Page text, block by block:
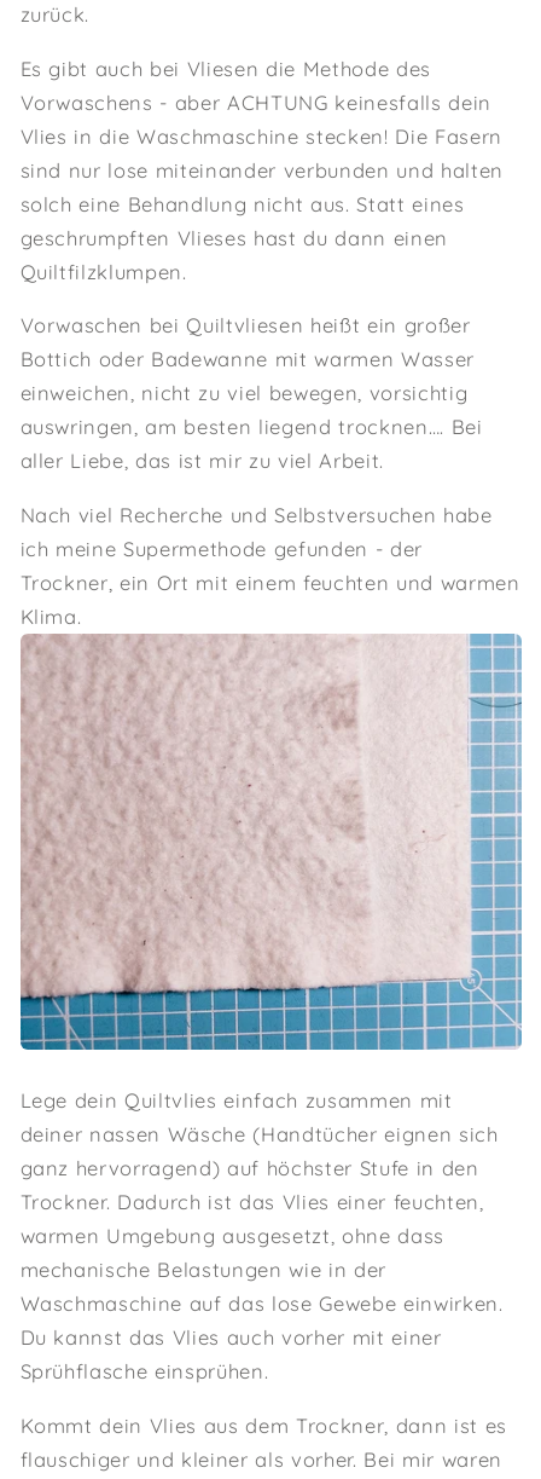
zurück.
Es gibt auch bei Vliesen die Methode des
Vorwaschens - aber ACHTUNG keinesfalls dein
Vlies in die Waschmaschine stecken! Die Fasern
sind nur lose miteinander verbunden und halten
solch eine Behandlung nicht aus. Statt eines
geschrumpften Vlieses hast du dann einen
Quiltfilzklumpen.
Vorwaschen bei Quiltvliesen heißt ein großer
Bottich oder Badewanne mit warmen Wasser
einweichen, nicht zu viel bewegen, vorsichtig
auswringen, am besten liegend trocknen…. Bei
aller Liebe, das ist mir zu viel Arbeit.
Nach viel Recherche und Selbstversuchen habe
ich meine Supermethode gefunden - der
Trockner, ein Ort mit einem feuchten und warmen
Klima.
Lege dein Quiltvlies einfach zusammen mit
deiner nassen Wäsche (Handtücher eignen sich
ganz hervorragend) auf höchster Stufe in den
Trockner. Dadurch ist das Vlies einer feuchten,
warmen Umgebung ausgesetzt, ohne dass
mechanische Belastungen wie in der
Waschmaschine auf das lose Gewebe einwirken.
Du kannst das Vlies auch vorher mit einer
Sprühflasche einsprühen.
Kommt dein Vlies aus dem Trockner, dann ist es
flauschiger und kleiner als vorher. Bei mir waren